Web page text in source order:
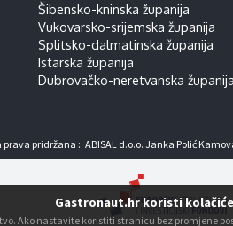
Šibensko-kninska županija
Vukovarsko-srijemska županija
Splitsko-dalmatinska županija
Istarska županija
Dubrovačko-neretvanska županija
pridržana :: ABISAL d.o.o. Janka Polić
Gastronaut.hr koristi
Ako nastavite koristiti stranicu bez promjene